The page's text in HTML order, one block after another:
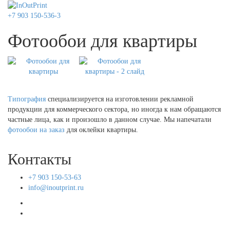
+7 903 150-536-3
Фотообои для квартиры
Типография специализируется на изготовлении рекламной
продукции для коммерческого сектора, но иногда к нам обращаются
частные лица, как и произошло в данном случае. Мы напечатали
фотообои на заказ для оклейки квартиры.
Контакты
+7 903 150-53-63
info@inoutprint.ru